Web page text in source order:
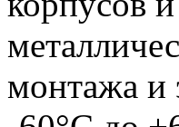
монтажа и